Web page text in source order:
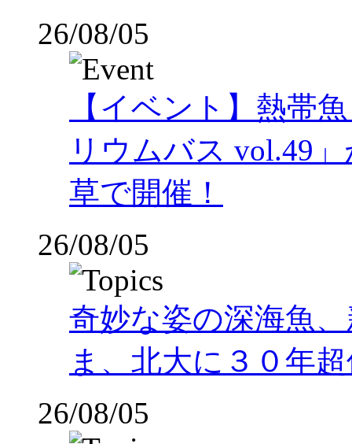
26/08/05
【イベント】熱帯
リウムバス vol.49
草で開催！
26/08/05
奇妙な姿の深海魚
ま、北大に３０年
26/08/05